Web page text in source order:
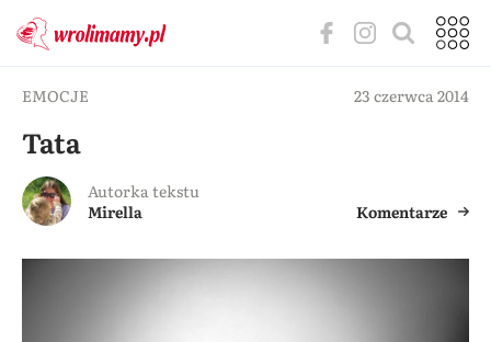
EMOCJE 23 czerwca 2014
Tata
Autorka tekstu
Mirella
Komentarze